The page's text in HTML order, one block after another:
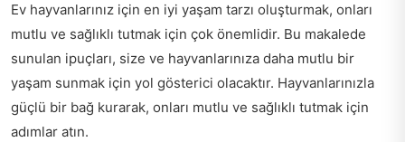
Ev hayvanlarınız için en iyi yaşam tarzı oluşturmak, onları
mutlu ve sağlıklı tutmak için çok önemlidir. Bu makalede
sunulan ipuçları, size ve hayvanlarınıza daha mutlu bir
yaşam sunmak için yol gösterici olacaktır. Hayvanlarınızla
güçlü bir bağ kurarak, onları mutlu ve sağlıklı tutmak için
adımlar atın.